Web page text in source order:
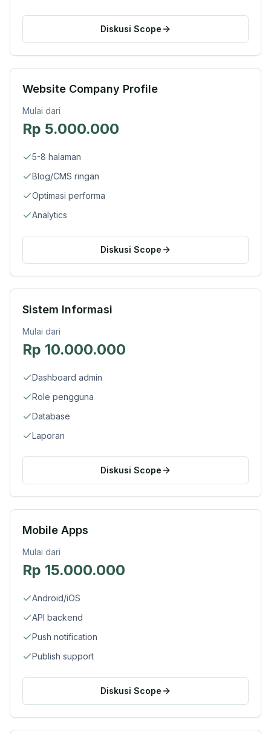
Diskusi Scope
Website Company Profile
Mulai dari
Rp 5.000.000
5-8 halaman
Blog/CMS ringan
Optimasi performa
Analytics
Diskusi Scope
Sistem Informasi
Mulai dari
Rp 10.000.000
Dashboard admin
Role pengguna
Database
Laporan
Diskusi Scope
Mobile Apps
Mulai dari
Rp 15.000.000
Android/iOS
API backend
Push notification
Publish support
Diskusi Scope